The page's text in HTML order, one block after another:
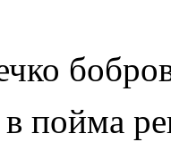
пойма